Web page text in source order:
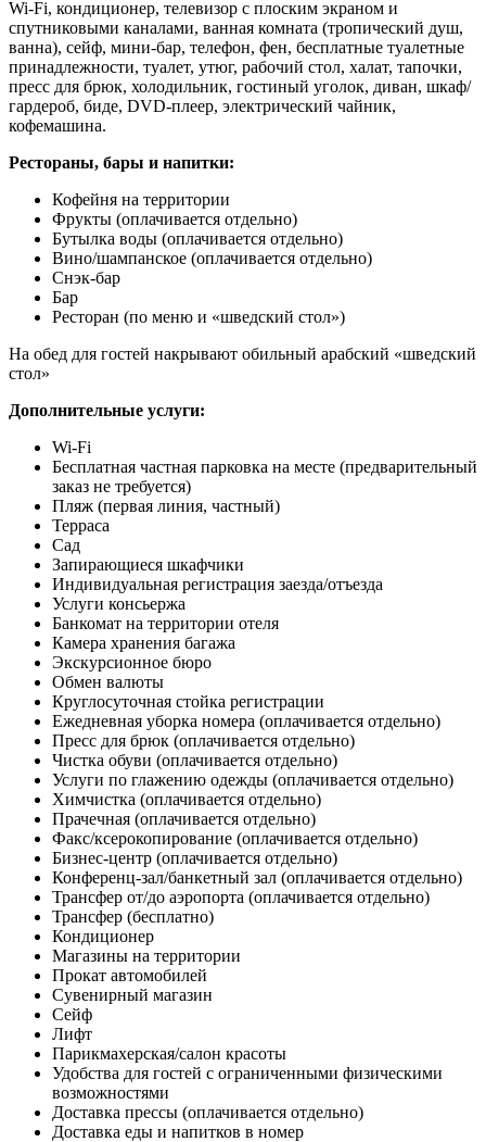
Wi-Fi, кондиционер, телевизор с плоским экраном и
спутниковыми каналами, ванная комната (тропический душ,
ванна), сейф, мини-бар, телефон, фен, бесплатные туалетные
принадлежности, туалет, утюг, рабочий стол, халат, тапочки,
пресс для брюк, холодильник, гостиный уголок, диван, шкаф/
гардероб, биде, DVD-плеер, электрический чайник,
кофемашина.
Рестораны, бары и напитки:
Кофейня на территории
Фрукты (оплачивается отдельно)
Бутылка воды (оплачивается отдельно)
Вино/шампанское (оплачивается отдельно)
Снэк-бар
Бар
Ресторан (по меню и «шведский стол»)
На обед для гостей накрывают обильный арабский «шведский
стол»
Дополнительные услуги:
Wi-Fi
Бесплатная частная парковка на месте (предварительный
заказ не требуется)
Пляж (первая линия, частный)
Терраса
Сад
Запирающиеся шкафчики
Индивидуальная регистрация заезда/отъезда
Услуги консьержа
Банкомат на территории отеля
Камера хранения багажа
Экскурсионное бюро
Обмен валюты
Круглосуточная стойка регистрации
Ежедневная уборка номера (оплачивается отдельно)
Пресс для брюк (оплачивается отдельно)
Чистка обуви (оплачивается отдельно)
Услуги по глажению одежды (оплачивается отдельно)
Химчистка (оплачивается отдельно)
Прачечная (оплачивается отдельно)
Факс/ксерокопирование (оплачивается отдельно)
Бизнес-центр (оплачивается отдельно)
Конференц-зал/банкетный зал (оплачивается отдельно)
Трансфер от/до аэропорта (оплачивается отдельно)
Трансфер (бесплатно)
Кондиционер
Магазины на территории
Прокат автомобилей
Сувенирный магазин
Сейф
Лифт
Парикмахерская/салон красоты
Удобства для гостей с ограниченными физическими
возможностями
Доставка прессы (оплачивается отдельно)
Доставка еды и напитков в номер